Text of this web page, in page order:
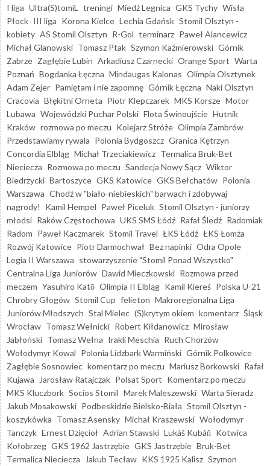
I liga Ultra(S)tomiL treningi Miedź Legnica GKS Tychy Wisła
Płock III liga Korona Kielce Lechia Gdańsk Stomil Olsztyn -
kobiety AS Stomil Olsztyn R-Gol terminarz Paweł Alancewicz
Michał Glanowski Tomasz Ptak Szymon Kaźmierowski Górnik
Zabrze Zagłębie Lubin Arkadiusz Czarnecki Orange Sport Warta
Poznań Bogdanka Łęczna Mindaugas Kalonas Olimpia Olsztynek
Adam Zejer Pamiętam i nie zapomnę Górnik Łęczna Naki Olsztyn
Cracovia Błękitni Orneta Piotr Klepczarek MKS Korsze Motor
Lubawa Wojewódzki Puchar Polski Flota Świnoujście Hutnik
Kraków rozmowa po meczu Kolejarz Stróże Olimpia Zambrów
Przedstawiamy rywala Polonia Bydgoszcz Granica Kętrzyn
Concordia Elbląg Michał Trzeciakiewicz Termalica Bruk-Bet
Nieciecza Rozmowa po meczu Sandecja Nowy Sącz Wiktor
Biedrzycki Bartoszyce GKS Katowice GKS Bełchatów Polonia
Warszawa Chodź w "biało-niebieskich" barwach i zdobywaj
nagrody!
Kamil Hempel Paweł Piceluk Stomil Olsztyn - juniorzy
młodsi Raków Częstochowa UKS SMS Łódź Rafał Śledź Radomiak
Radom Paweł Kaczmarek Stomil Travel ŁKS Łódź ŁKS Łomża
Rozwój Katowice Piotr Darmochwał Bez napinki Odra Opole
Legia II Warszawa stowarzyszenie "Stomil Ponad Wszystko"
Centralna Liga Juniorów Dawid Mieczkowski Rozmowa przed
meczem Yasuhiro Katō Olimpia II Elbląg Kamil Kiereś Polska U-21
Chrobry Głogów Stomil Cup felieton Makroregionalna Liga
Juniorów Młodszych Stal Mielec (S)krytym okiem komentarz Śląsk
Wrocław Tomasz Wełnicki Robert Kiłdanowicz Mirosław
Jabłoński Tomasz Wełna Irakli Meschia Ruch Chorzów
Wołodymyr Kowal Polonia Lidzbark Warmiński Górnik Polkowice
Zagłębie Sosnowiec komentarz po meczu Mariusz Borkowski Rafał
Kujawa
Jarosław Ratajczak Polsat Sport Komentarz po meczu
MKS Kluczbork Socios Stomil Marek Maleszewski Warta Sieradz
Jakub Mosakowski Podbeskidzie Bielsko-Biała Stomil Olsztyn -
koszykówka Tomasz Asensky Michał Kraszewski Wołodymyr
Tanczyk Ernest Dzięcioł Adrian Stawski Lukáš Kubáň Kotwica
Kołobrzeg GKS 1962 Jastrzębie GKS Jastrzębie Bruk-Bet
Termalica Nieciecza
Jakub Tecław KKS 1925 Kalisz Szymon